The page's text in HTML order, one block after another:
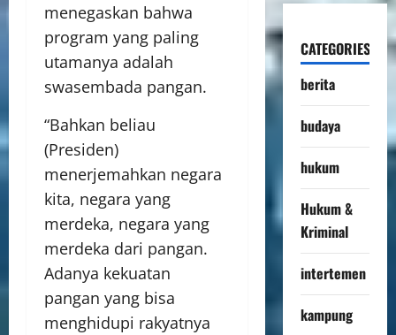
menegaskan bahwa
program yang paling
utamanya adalah
swasembada pangan.
“Bahkan beliau
(Presiden)
menerjemahkan negara
kita, negara yang
merdeka, negara yang
merdeka dari pangan.
Adanya kekuatan
pangan yang bisa
menghidupi rakyatnya
CATEGORIES
berita
budaya
hukum
Hukum &
Kriminal
intertemen
kampung